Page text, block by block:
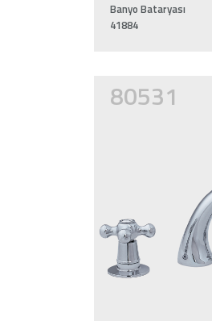
Banyo Bataryası
41884
80531